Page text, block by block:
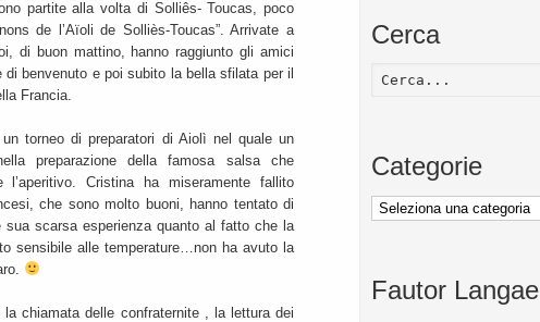
partite alla volta di Solliês- Toucas, poco
de l’Aïoli de Solliès-Toucas”. Arrivate a
di buon mattino, hanno raggiunto gli amici
benvenuto e poi subito la bella sfilata per il
Francia.
torneo di preparatori di Aiolì nel quale un
preparazione della famosa salsa che
Cristina ha miseramente fallito
che sono molto buoni, hanno tentato di
scarsa esperienza quanto al fatto che la
sensibile alle temperature…non ha avuto la
chiamata delle confraternite , la lettura dei
Cerca
Categorie
Categorie
Fautor Langae